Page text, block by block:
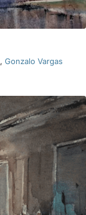
, Gonzalo Vargas